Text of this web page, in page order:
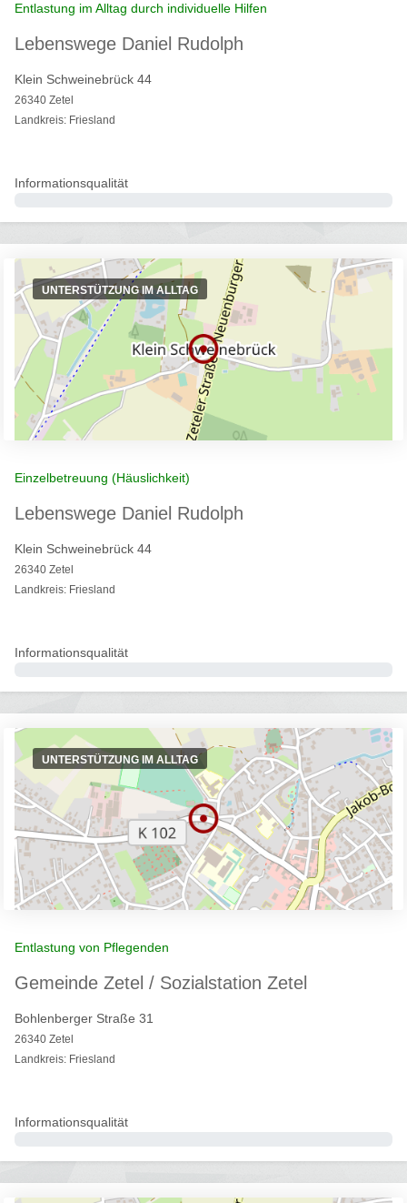
Entlastung im Alltag durch individuelle Hilfen
Lebenswege Daniel Rudolph
Klein Schweinebrück 44
26340 Zetel
Landkreis: Friesland
Informationsqualität
UNTERSTÜTZUNG IM ALLTAG
Einzelbetreuung (Häuslichkeit)
Lebenswege Daniel Rudolph
Klein Schweinebrück 44
26340 Zetel
Landkreis: Friesland
Informationsqualität
UNTERSTÜTZUNG IM ALLTAG
Entlastung von Pflegenden
Gemeinde Zetel / Sozialstation Zetel
Bohlenberger Straße 31
26340 Zetel
Landkreis: Friesland
Informationsqualität